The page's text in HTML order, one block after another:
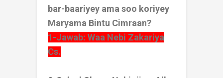
bar-baariyey ama soo koriyey
Maryama Bintu Cimraan?
1-Jawab: Waa Nebi Zakariya
Cs.